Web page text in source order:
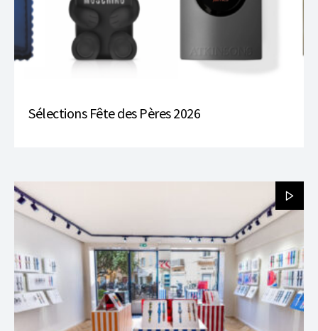
Sélections Fête des Pères 2026